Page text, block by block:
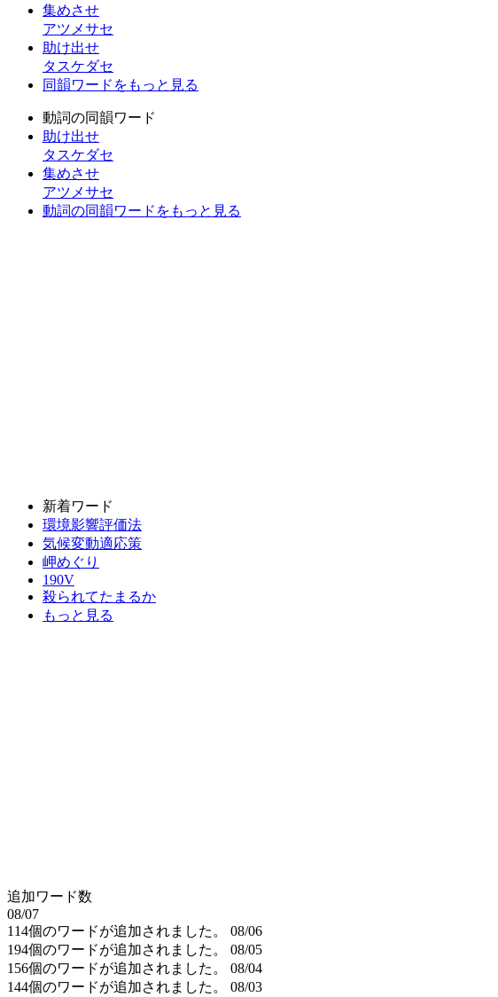
集めさせ
アツメサセ
助け出せ
タスケダセ
同韻ワードをもっと見る
動詞の同韻ワード
助け出せ
タスケダセ
集めさせ
アツメサセ
動詞の同韻ワードをもっと見る
新着ワード
環境影響評価法
気候変動適応策
岬めぐり
190V
殺られてたまるか
もっと見る
追加ワード数
08/07
114個のワードが追加されました。
08/06
194個のワードが追加されました。
08/05
156個のワードが追加されました。
08/04
144個のワードが追加されました。
08/03